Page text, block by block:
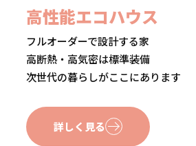
高性能エコハウス
フルオーダーで設計する家
高断熱・高気密は標準装備
次世代の暮らしがここにあります
詳しく見る